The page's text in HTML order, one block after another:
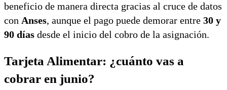
beneficio de manera directa gracias al cruce de datos
con Anses, aunque el pago puede demorar entre 30 y
90 días desde el inicio del cobro de la asignación.
Tarjeta Alimentar: ¿cuánto vas a
cobrar en junio?